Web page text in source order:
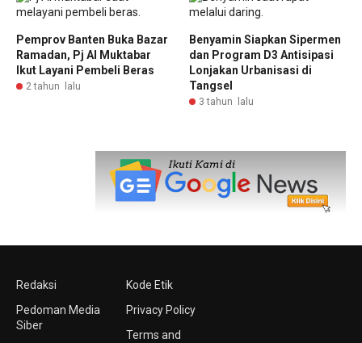
Pemprov Banten Buka Bazar
Ramadan, Pj Al Muktabar
Ikut Layani Pembeli Beras
2 tahun lalu
Benyamin Siapkan Sipermen
dan Program D3 Antisipasi
Lonjakan Urbanisasi di
Tangsel
3 tahun lalu
Redaksi
Pedoman Media
Siber
Kode Etik
Privacy Policy
Terms and